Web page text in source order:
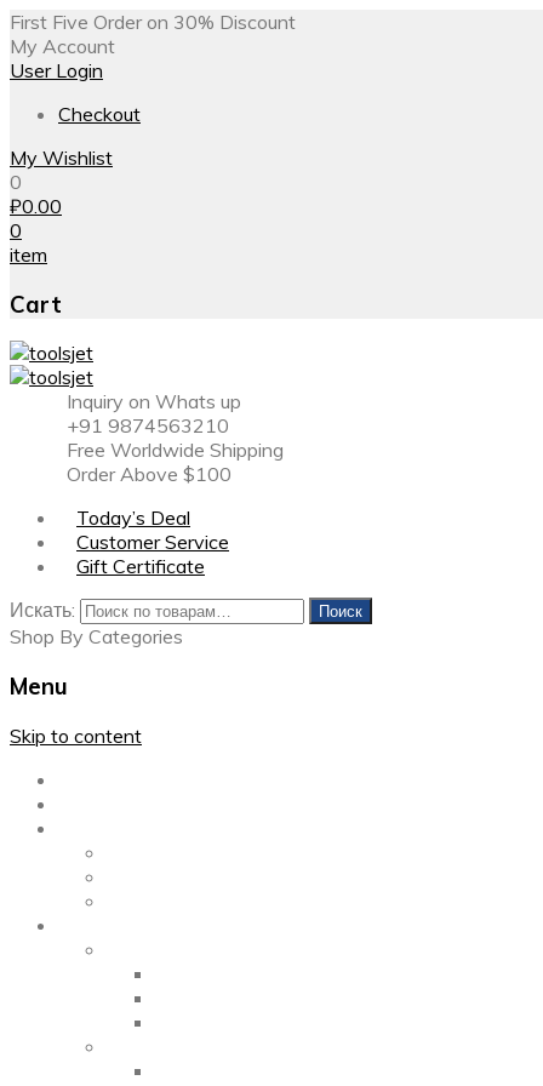
First Five Order on 30% Discount
My Account
User Login
Checkout
My Wishlist
0
₽0.00
0
item
Cart
Inquiry on Whats up
+91 9874563210
Free Worldwide Shipping
Order Above $100
Today’s Deal
Customer Service
Gift Certificate
Искать:
Поиск
Shop By Categories
Menu
Skip to content